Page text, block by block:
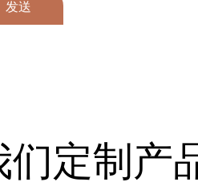
发送
定制产